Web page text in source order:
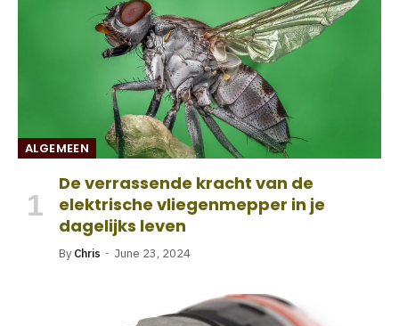
ALGEMEEN
De verrassende kracht van de
elektrische vliegenmepper in je
dagelijks leven
By Chris June 23, 2024